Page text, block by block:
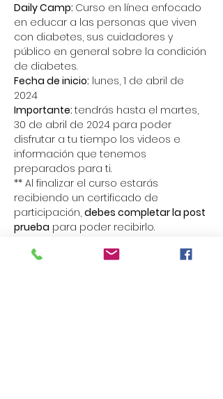
Daily Camp: Curso en línea enfocado
en educar a las personas que viven
con diabetes, sus cuidadores y
público en general sobre la condición
de diabetes.
Fecha de inicio: lunes, 1 de abril de
2024
Importante: tendrás hasta el martes,
30 de abril de 2024 para poder
disfrutar a tu tiempo los videos e
información que tenemos
preparados para ti.
** Al finalizar el curso estarás
recibiendo un certificado de
participación, debes completar la post
prueba para poder recibirlo.